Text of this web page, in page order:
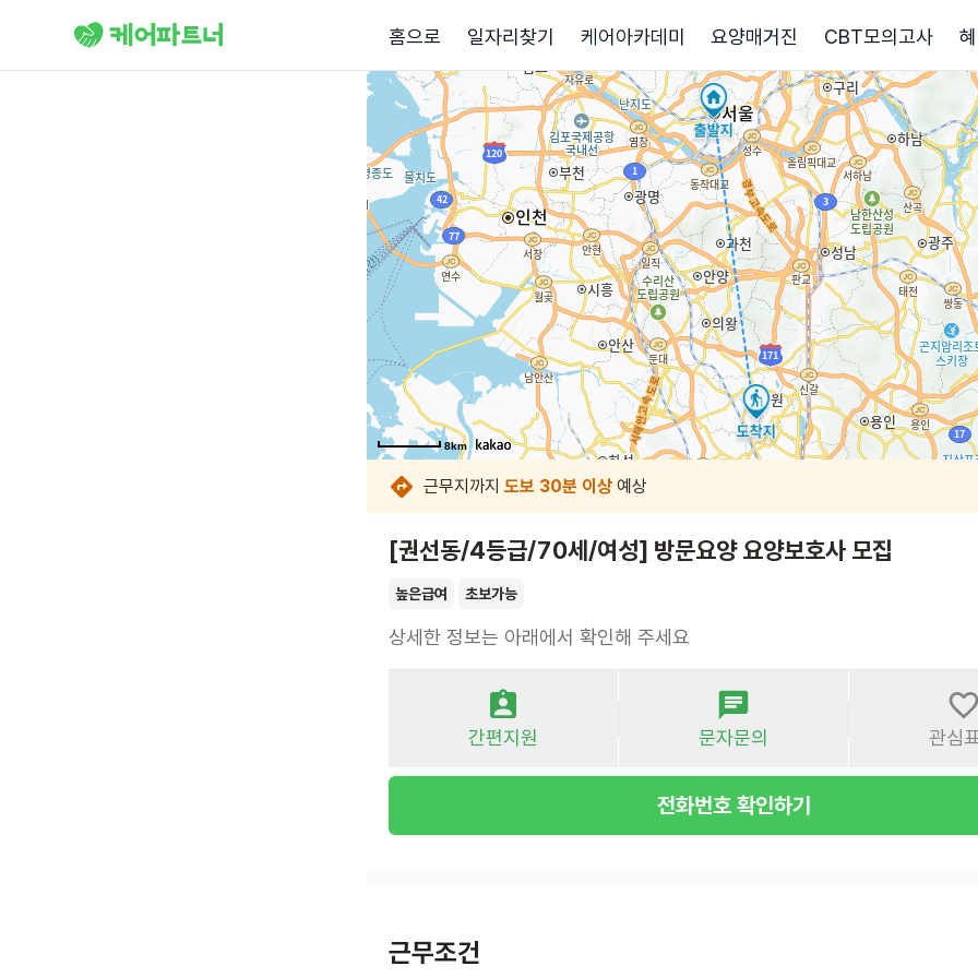
홈으로 일자리찾기 케어아카데미 요양매거진 CBT모의고사
8km
8km
8km
8km
8km
8km
8km
근무지까지 도보 30분 이상 예상
[권선동/4등급/70세/여성] 방문요양 요양보호사 모집
높은급여 초보가능
상세한 정보는 아래에서 확인해 주세요
간편지원 문자문의 관심
전화번호 확인하기
근무조건